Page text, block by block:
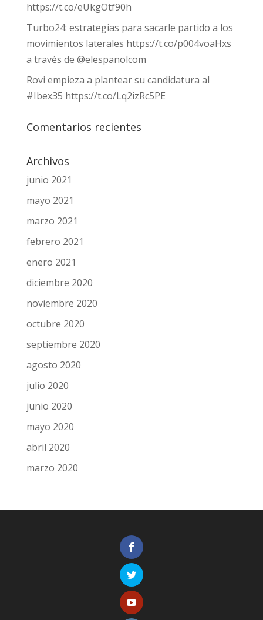
https://t.co/eUkgOtf90h
Turbo24: estrategias para sacarle partido a los
movimientos laterales https://t.co/p004voaHxs
a través de @elespanolcom
Rovi empieza a plantear su candidatura al
#Ibex35 https://t.co/Lq2izRc5PE
Comentarios recientes
Archivos
junio 2021
mayo 2021
marzo 2021
febrero 2021
enero 2021
diciembre 2020
noviembre 2020
octubre 2020
septiembre 2020
agosto 2020
julio 2020
junio 2020
mayo 2020
abril 2020
marzo 2020